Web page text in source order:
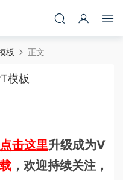
板 正文
模板
点击这里升级成为V
，欢迎持续关注，